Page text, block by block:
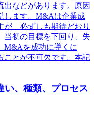
出などがあります。原因
します。M&Aは企業成
、必ずしも期待どおり
当初の目標を下回り、失
M&Aを成功に導くに
ことが不可欠です。本記
、種類、プロセス